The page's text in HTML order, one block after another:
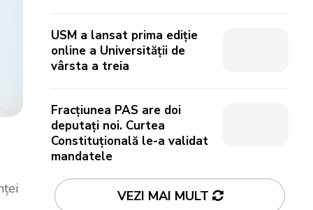
USM a lansat prima ediție
online a Universității de
vârsta a treia
Fracțiunea PAS are doi
deputați noi. Curtea
Constituțională le-a validat
mandatele
VEZI MAI MULT